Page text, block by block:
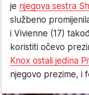
je njegova sestra
službeno
i Vivienne (17)
koristiti očevo
Knox ostali jedina
njegovo prezime, i